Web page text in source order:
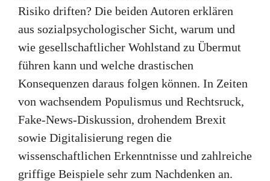
Risiko driften? Die beiden Autoren erklären
aus sozialpsychologischer Sicht, warum und
wie gesellschaftlicher Wohlstand zu Übermut
führen kann und welche drastischen
Konsequenzen daraus folgen können. In Zeiten
von wachsendem Populismus und Rechtsruck,
Fake-News-Diskussion, drohendem Brexit
sowie Digitalisierung regen die
wissenschaftlichen Erkenntnisse und zahlreiche
griffige Beispiele sehr zum Nachdenken an.